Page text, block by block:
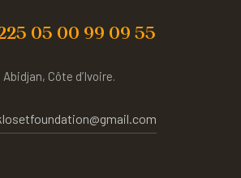
05 00 99 09 55
Abidjan, Côte d’Ivoire.